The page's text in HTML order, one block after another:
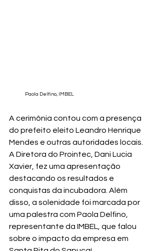
Paola Delfino, IMBEL
A cerimônia contou com a presença
do prefeito eleito Leandro Henrique
Mendes e outras autoridades locais.
A Diretora do Prointec, Dani Lucia
Xavier, fez uma apresentação
destacando os resultados e
conquistas da incubadora. Além
disso, a solenidade foi marcada por
uma palestra com Paola Delfino,
representante da IMBEL, que falou
sobre o impacto da empresa em